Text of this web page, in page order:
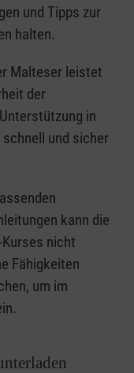
und Tipps zur
halten.
Malteser leistet
der
in
und sicher
kann die
nicht
Fähigkeiten
um im